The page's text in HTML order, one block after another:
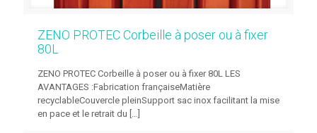
ZENO PROTEC Corbeille à poser ou à fixer
80L
ZENO PROTEC Corbeille à poser ou à fixer 80L LES
AVANTAGES :Fabrication françaiseMatière
recyclableCouvercle pleinSupport sac inox facilitant la mise
en pace et le retrait du […]